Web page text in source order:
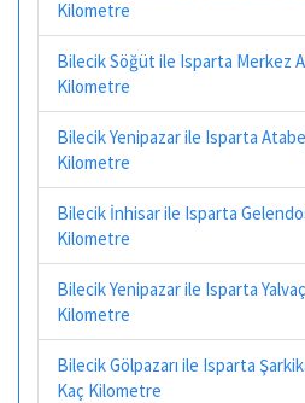
Kilometre
Bilecik Söğüt ile Isparta Merkez
Kilometre
Bilecik Yenipazar ile Isparta
Kilometre
Bilecik İnhisar ile Isparta
Kilometre
Bilecik Yenipazar ile Isparta
Kilometre
Bilecik Gölpazarı ile Isparta
Kaç Kilometre